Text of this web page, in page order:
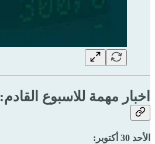
اخبار مهمة للاسبوع القادم:
الأحد 30 أكتوبر: